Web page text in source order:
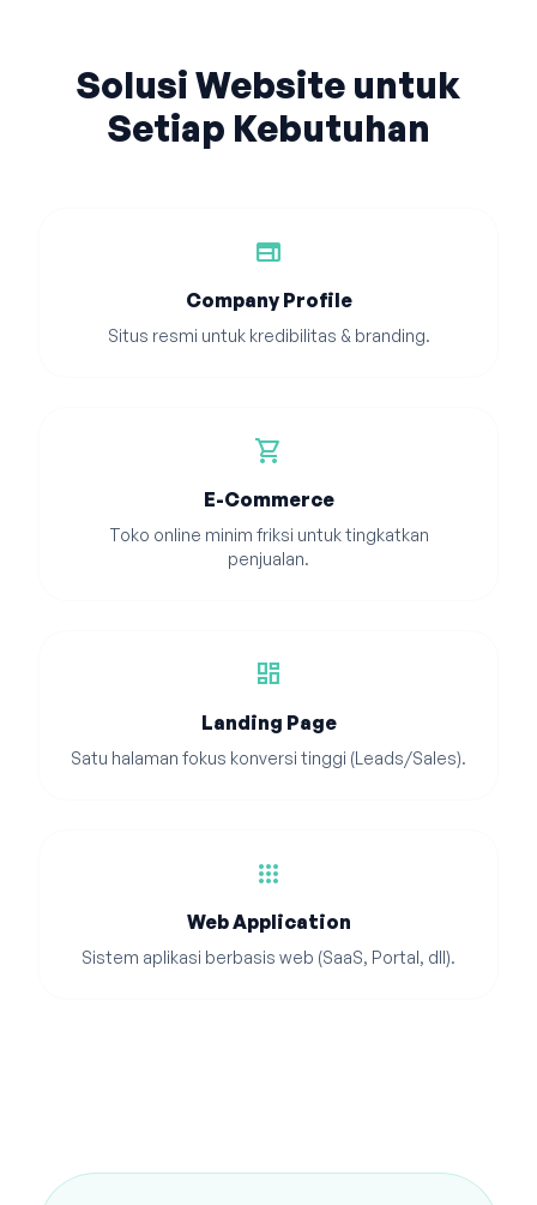
Solusi Website untuk
Setiap Kebutuhan
web
Company Profile
Situs resmi untuk kredibilitas & branding.
shopping_cart
E-Commerce
Toko online minim friksi untuk tingkatkan
penjualan.
dashboard
Landing Page
Satu halaman fokus konversi tinggi (Leads/Sales).
apps
Web Application
Sistem aplikasi berbasis web (SaaS, Portal, dll).